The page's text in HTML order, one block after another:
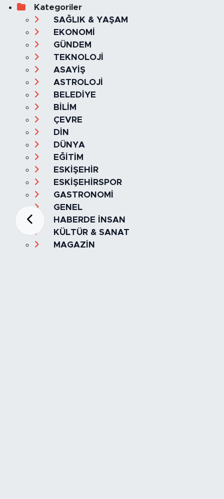
Kategoriler
SAĞLIK & YAŞAM
EKONOMİ
GÜNDEM
TEKNOLOJİ
ASAYİŞ
ASTROLOJİ
BELEDİYE
BİLİM
ÇEVRE
DİN
DÜNYA
EĞİTİM
ESKİŞEHİR
ESKİŞEHİRSPOR
GASTRONOMİ
GENEL
HABERDE İNSAN
KÜLTÜR & SANAT
MAGAZİN